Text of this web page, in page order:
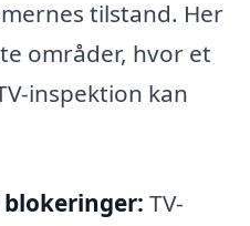
tilstand. Her
områder, hvor et
inspektion kan
TV-